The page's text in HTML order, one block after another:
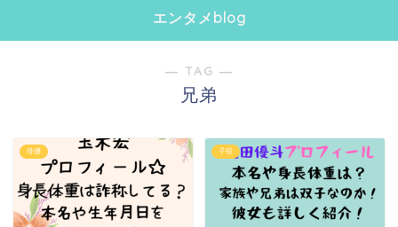
エンタメblog
― TAG ―
兄弟
俳優 子役